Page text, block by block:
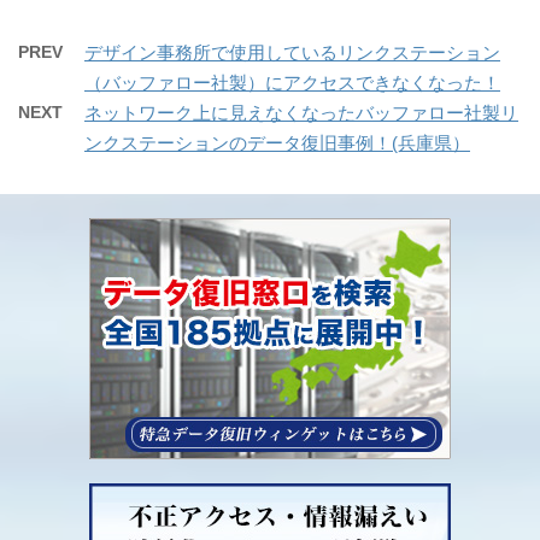
PREV
デザイン事務所で使用しているリンクステーション
（バッファロー社製）にアクセスできなくなった！
NEXT
ネットワーク上に見えなくなったバッファロー社製リ
ンクステーションのデータ復旧事例！(兵庫県）